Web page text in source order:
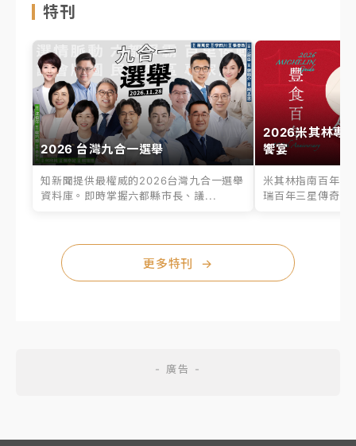
特刊
2026 台灣九合一選舉
知新聞提供最權威的2026台灣九合一選舉
資料庫。即時掌握六都縣市長、議...
2026米其林專
饗宴
米其林指南百年之
瑞百年三星傳奇、
更多特刊 →